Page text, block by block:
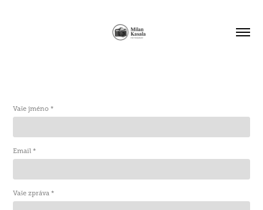
Vaše jméno *
Email *
Vaše zpráva *